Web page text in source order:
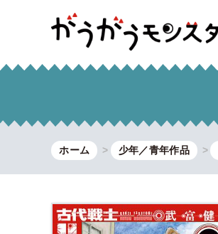
ホーム 少年／青年作品